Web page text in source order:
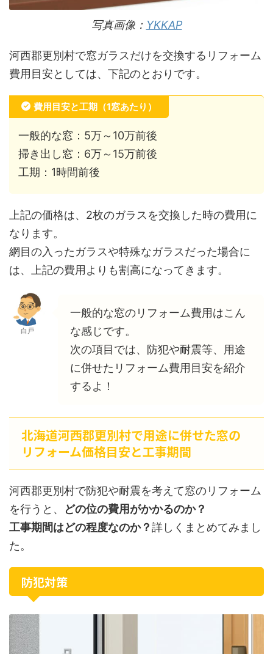
写真画像： YKKAP
河西郡更別村で窓ガラスだけを交換するリフォーム
費用目安としては、下記のとおりです。
費用目安と工期（1窓あたり）
一般的な窓：5万～10万前後
掃き出し窓：6万～15万前後
工期：1時間前後
上記の価格は、2枚のガラスを交換した時の費用に
なります。
網目の入ったガラスや特殊なガラスだった場合に
は、上記の費用よりも割高になってきます。
白戸
一般的な窓のリフォーム費用はこん
な感じです。
次の項目では、防犯や耐震等、用途
に併せたリフォーム費用目安を紹介
するよ！
北海道河西郡更別村で用途に併せた窓の
リフォーム価格目安と工事期間
河西郡更別村で防犯や耐震を考えて窓のリフォーム
を行うと、
どの位の費用がかかるのか？
工事期間はどの程度なのか？詳しくまとめてみまし
た。
防犯対策